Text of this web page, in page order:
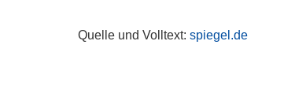
Quelle und Volltext:spiegel.de